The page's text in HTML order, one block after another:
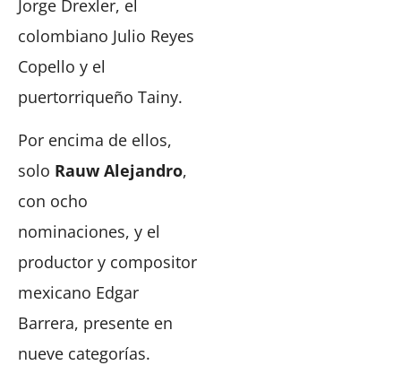
Jorge Drexler, el
colombiano Julio Reyes
Copello y el
puertorriqueño Tainy.
Por encima de ellos,
solo Rauw Alejandro,
con ocho
nominaciones, y el
productor y compositor
mexicano Edgar
Barrera, presente en
nueve categorías.